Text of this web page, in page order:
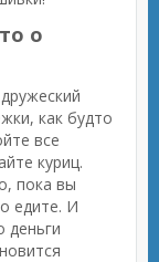
о
как будто
все
куриц.
пока вы
едите. И
деньги